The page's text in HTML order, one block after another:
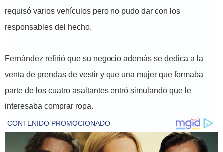
requisó varios vehículos pero no pudo dar con los
responsables del hecho.
Fernández refirió que su negocio además se dedica a la
venta de prendas de vestir y que una mujer que formaba
parte de los cuatro asaltantes entró simulando que le
interesaba comprar ropa.